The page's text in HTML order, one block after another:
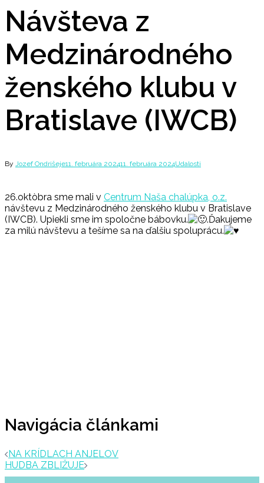
Návšteva z
Medzinárodného
ženského klubu v
Bratislave (IWCB)
By Jozef Ondrišeje11. februára 202411. februára 2024Udalosti
26.oktòbra sme mali v Centrum Naša chalúpka, o.z.
návštevu z Medzinárodného ženského klubu v Bratislave
(IWCB). Upiekli sme im spoločne bábovku.
.Ďakujeme
za milú návštevu a tešíme sa na ďalšiu spoluprácu.
Navigácia článkami
NA KRÍDLACH ANJELOV
HUDBA ZBLIŽUJE